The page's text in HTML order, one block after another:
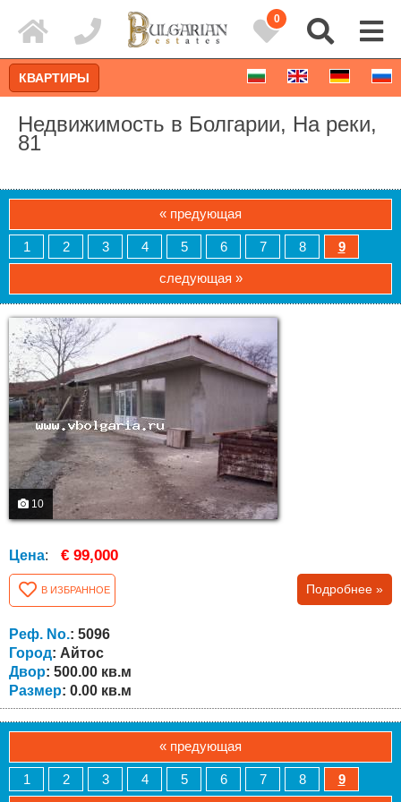
0
Расширенный поиск
КВАРТИРЫ
Недвижимость в Болгарии, На реки,
81
« предующая
1 2 3 4 5 6 7 8 9
следующая »
10
Цена: € 99,000
В ИЗБРАННОЕ Подробнее »
Реф. No.: 5096
Город: Айтос
Двор: 500.00 кв.м
Размер: 0.00 кв.м
« предующая
1 2 3 4 5 6 7 8 9